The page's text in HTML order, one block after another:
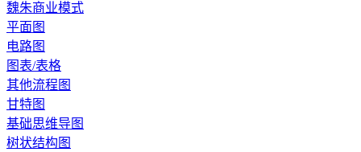
魏朱商业模式
平面图
电路图
图表/表格
其他流程图
甘特图
基础思维导图
树状结构图